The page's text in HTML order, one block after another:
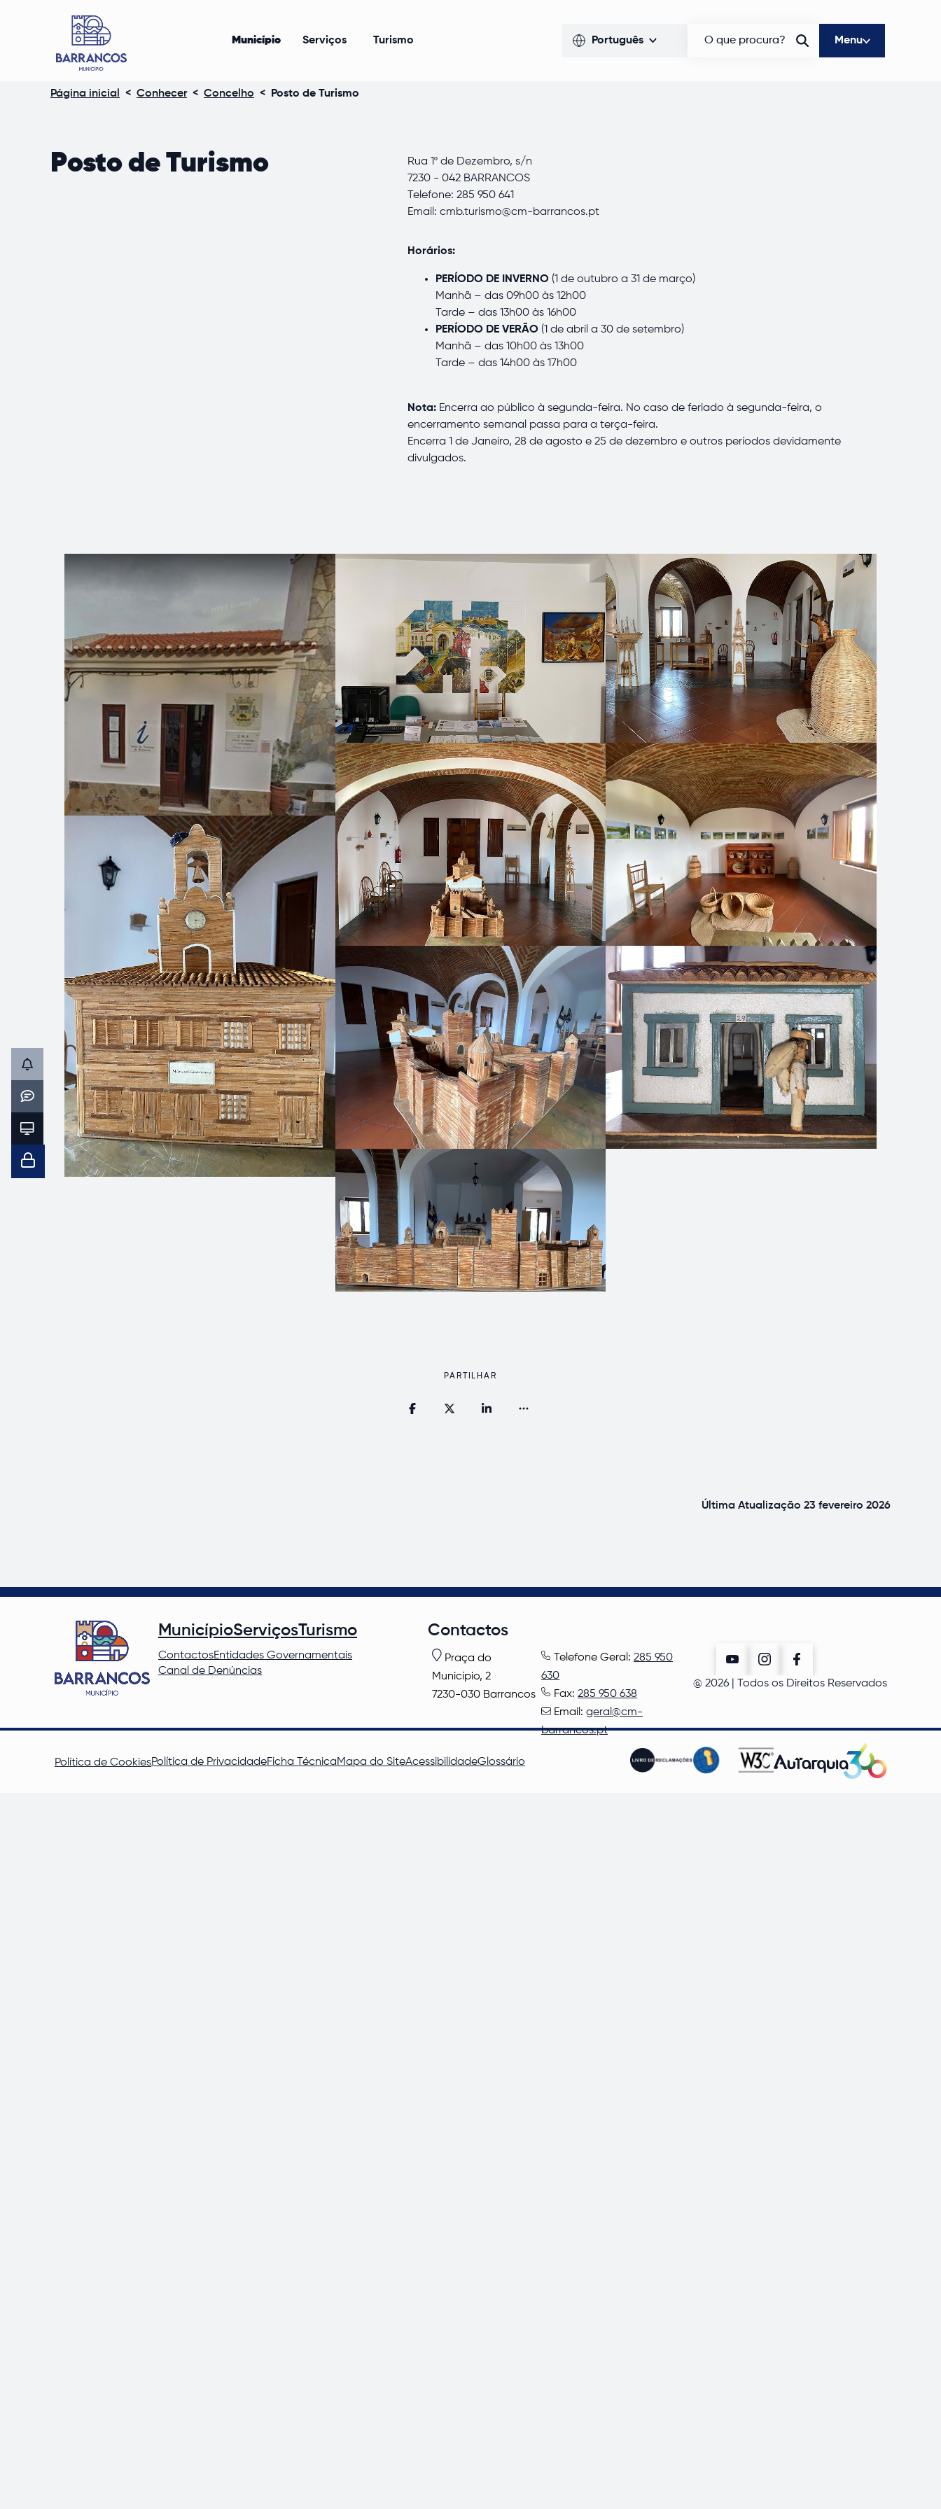
Município Serviços Turismo Português O que procura? Menu
Página inicial < Conhecer< Concelho < Posto de Turismo
Posto de Turismo
Rua 1º de Dezembro, s/n
7230 - 042 BARRANCOS
Telefone: 285 950 641
Email: cmb.turismo@cm-barrancos.pt
Horários:
PERÍODO DE INVERNO (1 de outubro a 31 de março)
Manhã – das 09h00 às 12h00
Tarde – das 13h00 às 16h00
PERÍODO DE VERÃO (1 de abril a 30 de setembro)
Manhã – das 10h00 às 13h00
Tarde – das 14h00 às 17h00
Nota: Encerra ao público à segunda-feira. No caso de feriado à segunda-feira, o
encerramento semanal passa para a terça-feira.
Encerra 1 de Janeiro, 28 de agosto e 25 de dezembro e outros períodos devidamente
divulgados.
PARTILHAR
Última Atualização 23 fevereiro 2026
@ 2026 | Todos os Direitos Reservados
MunicípioServiçosTurismo
ContactosEntidades Governamentais
Canal de Denúncias
Contactos
Praça do
Município, 2
7230-030 Barrancos
Telefone Geral:285 950
630
Fax:285 950 638
Email:geral@cm-
barrancos.pt
Política de CookiesPolítica de PrivacidadeFicha TécnicaMapa do SiteAcessibilidadeGlossário